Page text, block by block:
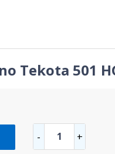
Tekota 501
- 1 +